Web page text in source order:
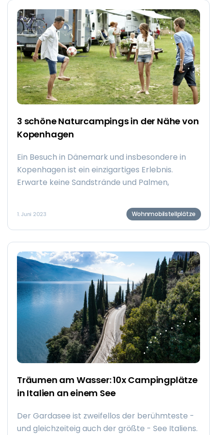
bis dir die Füße weh tun. Festivals bringen so viel
Freude und Freiheit mit sich, und mit einem
Wohnmobil kannst du das Ganze noch mehr
genießen!
3 schöne Naturcampings in der Nähe von
Kopenhagen
Ein Besuch in Dänemark und insbesondere in
Kopenhagen ist ein einzigartiges Erlebnis.
Erwarte keine Sandstrände und Palmen,
bezaubernde Umgebung mit kulturellen
Schätzen. Mach deine Reise in das Land der
Wikinger noch reicher, indem du mit einem
Wohnmobil dorthin fährst! Wo übernachtest du
dann? Zum Beispiel auf diesen 3 Top-
Naturcampingplätzen in der Nähe von
Kopenhagen!
1. Juni 2023 Wohnmobilstellplätze
Träumen am Wasser: 10x Campingplätze
in Italien an einem See
Der Gardasee ist zweifellos der berühmteste -
und gleichzeiteig auch der größte - See Italiens.